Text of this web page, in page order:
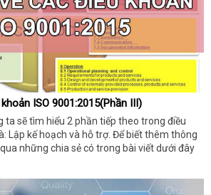
ISO 9001:2015(Phần III)
ta sẽ tìm hiểu 2 phần tiếp theo trong điều
Lập kế hoạch và hỗ trợ. Để biết thêm thông
những chia sẻ có trong bài viết dưới đây